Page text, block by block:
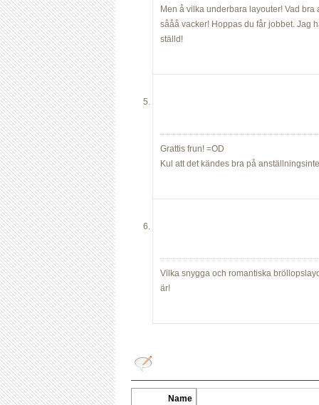
Men å vilka underbara layouter! Vad
sååå vacker! Hoppas du får jobbet. Jag
ställd!
Grattis frun! =OD
Kul att det kändes bra på
Vilka snygga och romantiska
är!
Name